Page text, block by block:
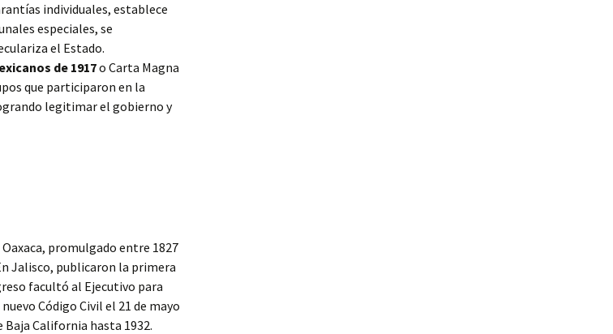
individuales, establece
especiales, se
el Estado.
de 1917o Carta Magna
que participaron en la
legitimar el gobierno y
promulgado entre 1827
Jalisco, publicaron la primera
facultó al Ejecutivo para
Código Civil el 21 de mayo
California hasta 1932.